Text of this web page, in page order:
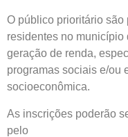
O público prioritário são
residentes no município
geração de renda,
programas sociais e/ou
socioeconômica.
As inscrições poderão
pelo